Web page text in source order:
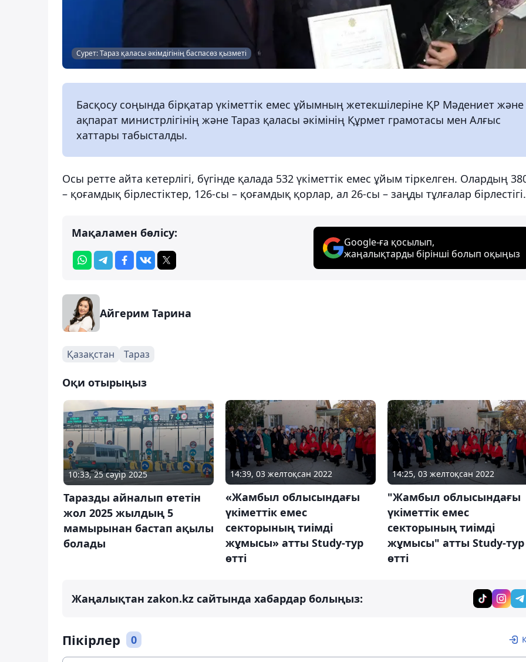
Сурет: Тараз қаласы әкімдігінің баспасөз қызметі
Басқосу соңында бірқатар үкіметтік емес ұйымның жетекшілеріне ҚР Мәдениет және
ақпарат министрлігінің және Тараз қаласы әкімінің Құрмет грамотасы мен Алғыс
хаттары табысталды.
Осы ретте айта кетерлігі, бүгінде қалада 532 үкіметтік емес ұйым тіркелген. Олардың
– қоғамдық бірлестіктер, 126-сы – қоғамдық қорлар, ал 26-сы – заңды тұлғалар бірлестігі.
Мақаламен бөлісу:
Google-ға қосылып,
жаңалықтарды бірінші болып оқыңыз
Айгерим Тарина
Қазақстан Тараз
Оқи отырыңыз
10:33, 25 сәуір 2025
Таразды айналып өтетін
жол 2025 жылдың 5
мамырынан бастап ақылы
болады
14:39, 03 желтоқсан 2022
«Жамбыл облысындағы
үкіметтік емес
секторының тиімді
жұмысы» атты Study-тур
өтті
14:25, 03 желтоқсан 2022
"Жамбыл облысындағы
үкіметтік емес
секторының тиімді
жұмысы" атты Study-тур
өтті
Жаңалықтан zakon.kz сайтында хабардар болыңыз:
Пікірлер 0